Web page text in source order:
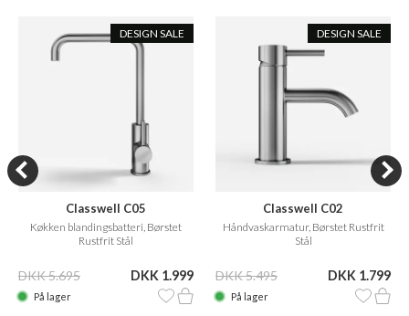
DESIGN SALE
Classwell C05
Køkken blandingsbatteri, Børstet
Rustfrit Stål
DKK 5.695 DKK 1.999
På lager
DESIGN SALE
Classwell C02
Håndvaskarmatur, Børstet Rustfrit
Stål
DKK 5.495 DKK 1.799
På lager